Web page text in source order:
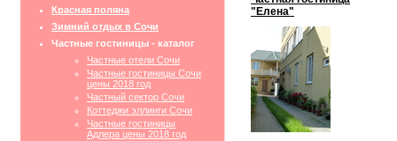
Красная поляна
Зимний отдых в Сочи
Частные гостиницы - каталог
Частные отели Сочи
Частные гостиницы Сочи
цены 2018 год
Частный сектор Сочи
Коттеджи эллинги Сочи
Частные гостиницы
Адлера цены 2018 год
"Елена"